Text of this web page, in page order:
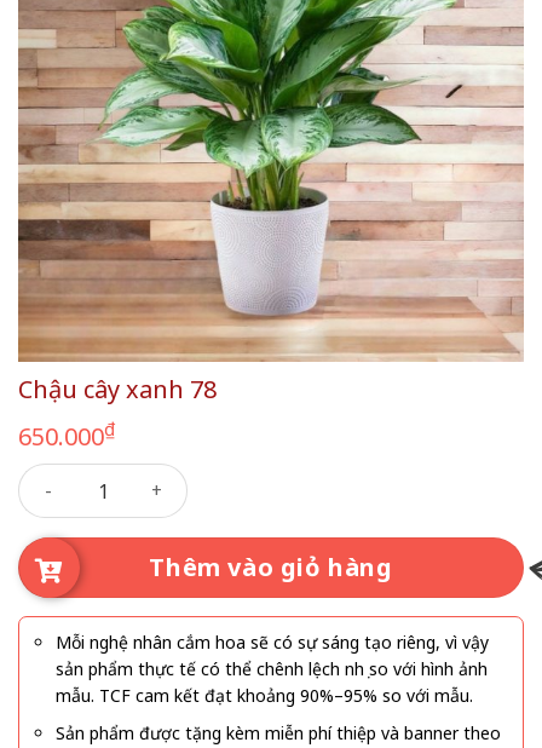
Chậu cây xanh 78
650.000₫
Chậu cây xanh 78 số lượng
Thêm vào giỏ hàng
Mỗi nghệ nhân cắm hoa sẽ có sự sáng tạo riêng, vì vậy
sản phẩm thực tế có thể chênh lệch nhẹ so với hình ảnh
mẫu. TCF cam kết đạt khoảng 90%–95% so với mẫu.
Sản phẩm được tặng kèm miễn phí thiệp và banner theo